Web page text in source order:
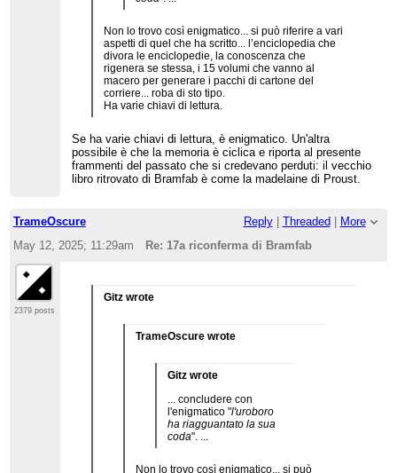
Non lo trovo così enigmatico... si può riferire a vari
aspetti di quel che ha scritto... l’enciclopedia che
divora le enciclopedie, la conoscenza che
rigenera se stessa, i 15 volumi che vanno al
macero per generare i pacchi di cartone del
corriere... roba di sto tipo.
Ha varie chiavi di lettura.
Se ha varie chiavi di lettura, è enigmatico. Un'altra
possibile è che la memoria è ciclica e riporta al presente
frammenti del passato che si credevano perduti: il vecchio
libro ritrovato di Bramfab è come la madelaine di Proust.
TrameOscure Reply| Threaded | More
May 12, 2025; 11:29am
Re: 17a riconferma di Bramfab
2379 posts
Gitz wrote
TrameOscure wrote
Gitz wrote
... concludere con
l'enigmatico "l'uroboro
ha riagguantato la sua
coda". ...
Non lo trovo così enigmatico... si può